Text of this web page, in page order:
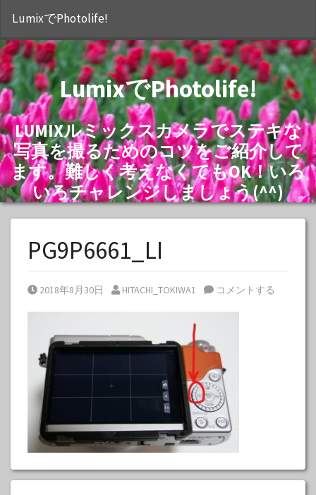
LumixでPhotolife!
LumixでPhotolife!
LUMIXルミックスカメラでステキな
写真を撮るためのコツをご紹介して
ます。難しく考えなくてもOK！いろ
いろチャレンジしましょう(^^)
PG9P6661_LI
Posted on
2018年8月30日 Posted by
HITACHI_TOKIWA1 コメントする